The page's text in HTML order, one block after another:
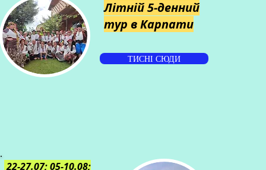
Літній 5-денний
тур в Карпати
ТИСНІ СЮДИ
22-27.07; 05-10.08;